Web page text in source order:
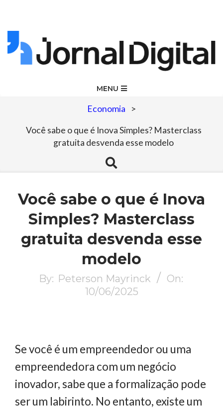
Skip
to
Jornal
Digital
MENU
Economia >
Você sabe o que é Inova Simples? Masterclass
gratuita desvenda esse modelo
Search
Você sabe o que é Inova
Simples? Masterclass
gratuita desvenda esse
modelo
By: Peterson Mayrinck
On:
10/06/2025
Se você é um empreendedor ou uma
empreendedora com um negócio
inovador, sabe que a formalização pode
ser um labirinto. No entanto, existe um